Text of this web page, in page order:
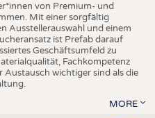
von Premium- und
Mit einer sorgfältig
Ausstellerauswahl und einem
ist Prefab darauf
Geschäftsumfeld zu
Fachkompetenz
Austausch wichtiger sind als die
MORE